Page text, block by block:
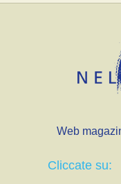
Web
Cliccate su: